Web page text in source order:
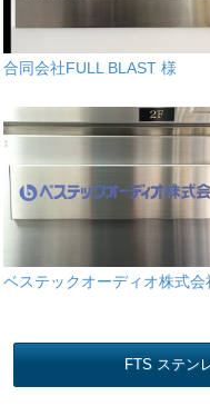
合同会社FULL BLAST 様
ベステックオーディオ株式会
FTS ステン